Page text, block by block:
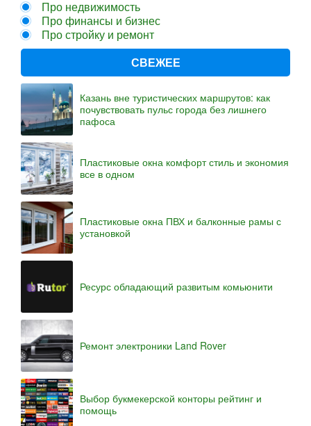
Про недвижимость
Про финансы и бизнес
Про стройку и ремонт
СВЕЖЕЕ
Казань вне туристических маршрутов: как
почувствовать пульс города без лишнего
пафоса
Пластиковые окна комфорт стиль и экономия
все в одном
Пластиковые окна ПВХ и балконные рамы с
установкой
Ресурс обладающий развитым комьюнити
Ремонт электроники Land Rover
Выбор букмекерской конторы рейтинг и
помощь